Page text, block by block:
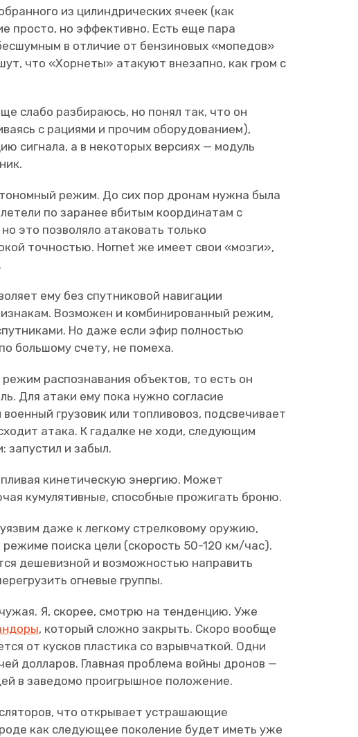
из цилиндрических ячеек (как
просто, но эффективно. Есть еще пара
в отличие от бензиновых «мопедов»
что «Хорнеты» атакуют внезапно, как гром с
слабо разбираюсь, но понял так, что он
с рациями и прочим оборудованием),
сигнала, а в некоторых версиях — модуль
режим. До сих пор дронам нужна была
по заранее вбитым координатам с
это позволяло атаковать только
точностью. Hornet же имеет свои «мозги»,
ему без спутниковой навигации
Возможен и комбинированный режим,
Но даже если эфир полностью
большому счету, не помеха.
распознавания объектов, то есть он
Для атаки ему пока нужно согласие
грузовик или топливовоз, подсвечивает
атака. К гадалке не ходи, следующим
запустил и забыл.
кинетическую энергию. Может
кумулятивные, способные прожигать броню.
даже к легкому стрелковому оружию,
поиска цели (скорость 50-120 км/час).
дешевизной и возможностью направить
огневые группы.
Я, скорее, смотрю на тенденцию. Уже
, который сложно закрыть. Скоро вообще
от кусков пластика со взрывчаткой. Одни
долларов. Главная проблема войны дронов —
в заведомо проигрышное положение.
что открывает устрашающие
как следующее поколение будет иметь уже